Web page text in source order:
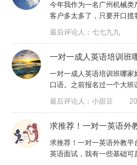
今年我作为一名广州机械
客户多太多了，只要开口揽
最后评论人：七七九九
一对一成人英语培训班
一对一成人英语培训班哪
口语。之前报名过一个大班
最后评论人：小甜豆
求推荐！一对一英语外
求推荐！一对一英语外教
英语面试，我有一些基础可